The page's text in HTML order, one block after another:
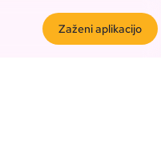
Zaženi aplikacijo